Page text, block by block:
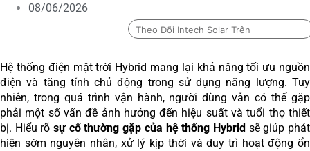
08/06/2026
Theo Dõi Intech Solar Trên
Hệ thống điện mặt trời Hybrid mang lại khả năng tối ưu nguồn
điện và tăng tính chủ động trong sử dụng năng lượng. Tuy
nhiên, trong quá trình vận hành, người dùng vẫn có thể gặp
phải một số vấn đề ảnh hưởng đến hiệu suất và tuổi thọ thiết
bị. Hiểu rõsự cố thường gặp của hệ thống Hybrid sẽ giúp phát
hiện sớm nguyên nhân, xử lý kịp thời và duy trì hoạt động ổn